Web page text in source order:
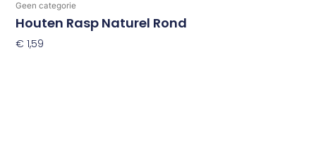
Geen categorie
Houten Rasp Naturel Rond
€ 1,59